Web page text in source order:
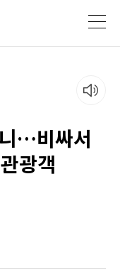
…비싸서
광객